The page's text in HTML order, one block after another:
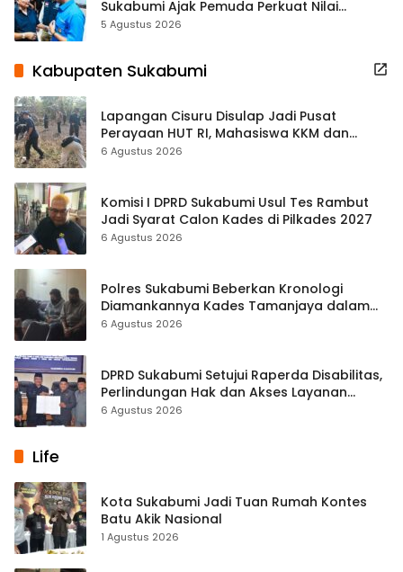
Sukabumi Ajak Pemuda Perkuat Nilai
Kebangsaan
5 Agustus 2026
Kabupaten Sukabumi
Lapangan Cisuru Disulap Jadi Pusat
Perayaan HUT RI, Mahasiswa KKM dan
Warga Satukan Tenaga
6 Agustus 2026
Komisi I DPRD Sukabumi Usul Tes Rambut
Jadi Syarat Calon Kades di Pilkades 2027
6 Agustus 2026
Polres Sukabumi Beberkan Kronologi
Diamankannya Kades Tamanjaya dalam
Kasus Sabu
6 Agustus 2026
DPRD Sukabumi Setujui Raperda Disabilitas,
Perlindungan Hak dan Akses Layanan
Diperkuat
6 Agustus 2026
Life
Kota Sukabumi Jadi Tuan Rumah Kontes
Batu Akik Nasional
1 Agustus 2026